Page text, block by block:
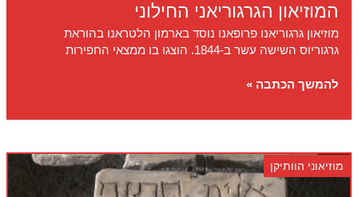
המוזיאון הגרגוריאני החילוני
מוזיאון גרגוריאנו פרופאנו נוסד בארמון הלטראנו בהוראת
גרגוריוס השישה עשר ב-1844. הוצגו בו ממצאי החפירות
המוזיאון
החילוני
להמשך הכתבה »
מוזיאוני הוותיקן